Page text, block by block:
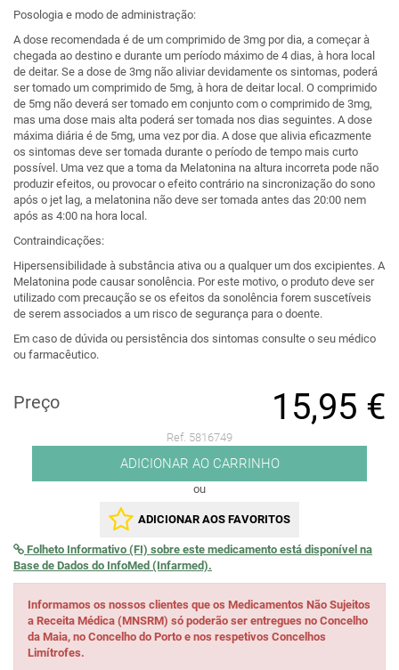
Posologia e modo de administração:
A dose recomendada é de um comprimido de 3mg por dia, a começar à
chegada ao destino e durante um período máximo de 4 dias, à hora local
de deitar. Se a dose de 3mg não aliviar devidamente os sintomas, poderá
ser tomado um comprimido de 5mg, à hora de deitar local. O comprimido
de 5mg não deverá ser tomado em conjunto com o comprimido de 3mg,
mas uma dose mais alta poderá ser tomada nos dias seguintes. A dose
máxima diária é de 5mg, uma vez por dia. A dose que alivia eficazmente
os sintomas deve ser tomada durante o período de tempo mais curto
possível. Uma vez que a toma da Melatonina na altura incorreta pode não
produzir efeitos, ou provocar o efeito contrário na sincronização do sono
após o jet lag, a melatonina não deve ser tomada antes das 20:00 nem
após as 4:00 na hora local.
Contraindicações:
Hipersensibilidade à substância ativa ou a qualquer um dos excipientes. A
Melatonina pode causar sonolência. Por este motivo, o produto deve ser
utilizado com precaução se os efeitos da sonolência forem suscetíveis
de serem associados a um risco de segurança para o doente.
Em caso de dúvida ou persistência dos sintomas consulte o seu médico
ou farmacêutico.
Preço 15,95 €
Ref. 5816749
ADICIONAR AO CARRINHO
ou
ADICIONAR AOS FAVORITOS
Folheto Informativo (FI) sobre este medicamento está disponível na
Base de Dados do InfoMed (Infarmed).
Informamos os nossos clientes que os Medicamentos Não Sujeitos
a Receita Médica (MNSRM) só poderão ser entregues no Concelho
da Maia, no Concelho do Porto e nos respetivos Concelhos
Limítrofes.